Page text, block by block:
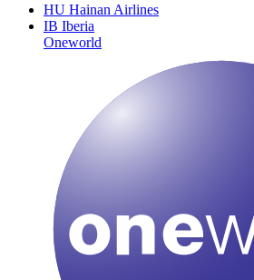
HU Hainan Airlines
IB Iberia
Oneworld